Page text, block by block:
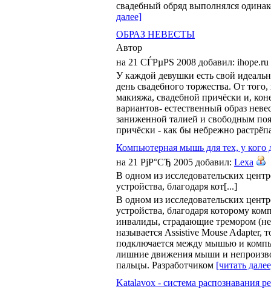
свадебный обряд выполнялся
далее]
ОБРАЗ НЕВЕСТЫ
Автор
на 21 СЃРµРЅ 2008 добавил: ihope.ru
У каждой девушки есть свой
день свадебного торжества. От
макияжа, свадебной причёски и,
вариантов- естественный образ
заниженной талией и свободным
причёски - как бы небрежно
Компьютерная мышь для тех, у кого
на 21 РјР°СЂ 2005 добавил: Lexa
В одном из исследовательских
устройства, благодаря кот[...]
В одном из исследовательских
устройства, благодаря которому
инвалиды, страдающие тремором
называется Assistive Mouse Adapter,
подключается между мышью и
лишние движения мыши и
пальцы. Разработчиком [читать
Katalavox - система распознавания